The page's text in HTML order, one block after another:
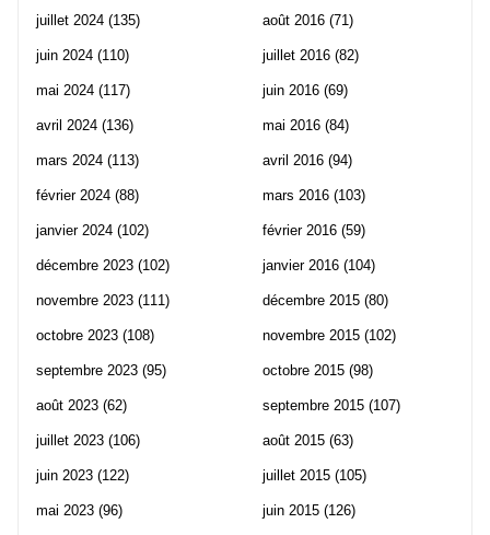
juillet 2024 (135)
juin 2024 (110)
mai 2024 (117)
avril 2024 (136)
mars 2024 (113)
février 2024 (88)
janvier 2024 (102)
décembre 2023 (102)
novembre 2023 (111)
octobre 2023 (108)
septembre 2023 (95)
août 2023 (62)
juillet 2023 (106)
juin 2023 (122)
mai 2023 (96)
août 2016 (71)
juillet 2016 (82)
juin 2016 (69)
mai 2016 (84)
avril 2016 (94)
mars 2016 (103)
février 2016 (59)
janvier 2016 (104)
décembre 2015 (80)
novembre 2015 (102)
octobre 2015 (98)
septembre 2015 (107)
août 2015 (63)
juillet 2015 (105)
juin 2015 (126)